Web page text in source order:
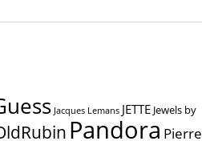
Jacques Lemans JETTE Jewels by
Pandora Pierre